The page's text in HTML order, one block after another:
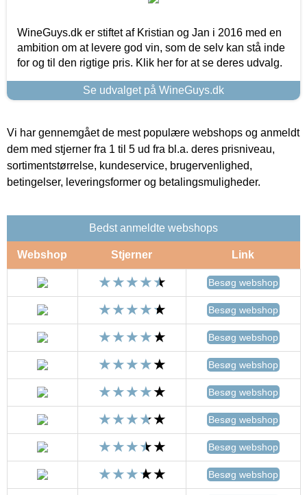
WineGuys.dk er stiftet af Kristian og Jan i 2016 med en
ambition om at levere god vin, som de selv kan stå inde
for og til den rigtige pris. Klik her for at se deres udvalg.
Se udvalget på WineGuys.dk
Vi har gennemgået de mest populære webshops og anmeldt
dem med stjerner fra 1 til 5 ud fra bl.a. deres prisniveau,
sortimentstørrelse, kundeservice, brugervenlighed,
betingelser, leveringsformer og betalingsmuligheder.
Bedst anmeldte webshops
Webshop Stjerner Link
Besøg webshop
Besøg webshop
Besøg webshop
Besøg webshop
Besøg webshop
Besøg webshop
Besøg webshop
Besøg webshop